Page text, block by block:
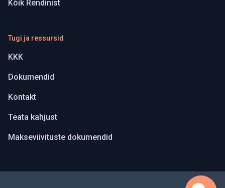
Kõik Rendinist
Tugi ja ressursid
KKK
Dokumendid
Kontakt
Teata kahjust
Makseviivituste dokumendid